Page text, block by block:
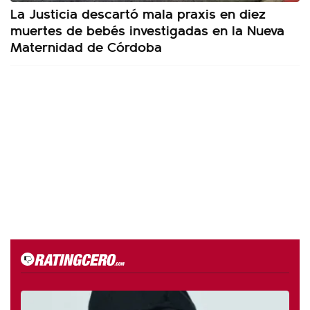
La Justicia descartó mala praxis en diez
muertes de bebés investigadas en la Nueva
Maternidad de Córdoba